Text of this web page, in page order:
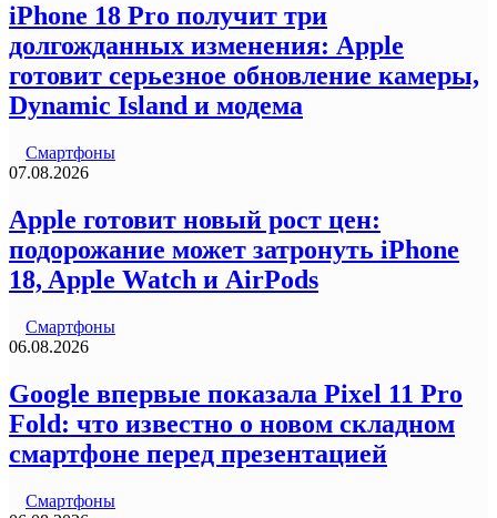
iPhone 18 Pro получит три
долгожданных изменения: Apple
готовит серьезное обновление камеры,
Dynamic Island и модема
Смартфоны
07.08.2026
Apple готовит новый рост цен:
подорожание может затронуть iPhone
18, Apple Watch и AirPods
Смартфоны
06.08.2026
Google впервые показала Pixel 11 Pro
Fold: что известно о новом складном
смартфоне перед презентацией
Смартфоны